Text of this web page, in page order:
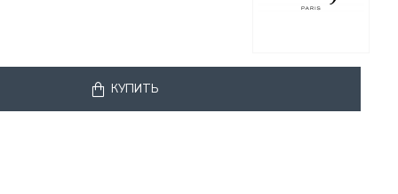
КУПИТЬ